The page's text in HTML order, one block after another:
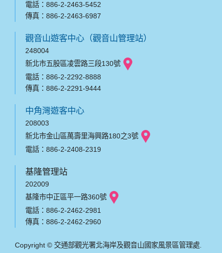
電話：886-2-2463-5452
傳真：886-2-2463-6987
觀音山遊客中心（觀音山管理站）
248004
新北市五股區凌雲路三段130號
電話：886-2-2292-8888
傳真：886-2-2291-9444
中角灣遊客中心
208003
新北市金山區萬壽里海興路180之3號
電話：886-2-2408-2319
基隆管理站
202009
基隆市中正區平一路360號
電話：886-2-2462-2981
傳真：886-2-2462-2960
Copyright © 交通部觀光署北海岸及觀音山國家風景區管理處.